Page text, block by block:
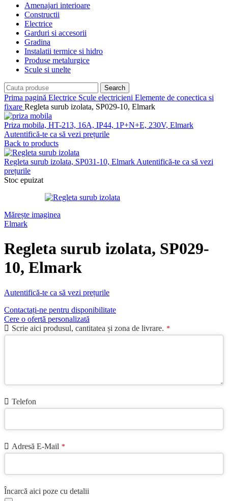
Amenajari interioare
Constructii
Electrice
Garduri si accesorii
Gradina
Instalatii termice si hidro
Produse metalurgice
Scule si unelte
Search
Prima pagină Electrice Scule electricieni Elemente de conectica si
fixare Regleta surub izolata, SP029-10, Elmark
Priza mobila, HT-213, 16A, IP44, 1P+N+E, 230V, Elmark
Autentifică-te ca să vezi prețurile
Back to products
Regleta surub izolata, SP031-10, Elmark Autentifică-te ca să vezi
prețurile
Stoc epuizat
Mărește imaginea
Elmark
Regleta surub izolata, SP029-
10, Elmark
Autentifică-te ca să vezi prețurile
Contactați-ne pentru disponibilitate
Cere o ofertă personalizată
Scrie aici produsul, cantitatea și zona de livrare. *
Telefon
Adresă E-Mail *
Încarcă aici poze cu detalii